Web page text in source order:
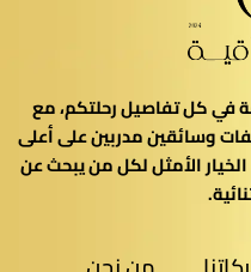
في كل تفاصيل رحلتكم، مع
وسائقين مدربين على أعلى
الأمثل لكل من يبحث عن